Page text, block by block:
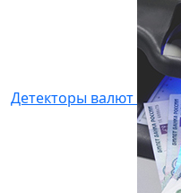
Детекторы валют